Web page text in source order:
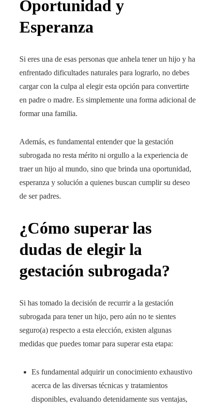
Oportunidad y
Esperanza
Si eres una de esas personas que anhela tener un hijo y ha
enfrentado dificultades naturales para lograrlo, no debes
cargar con la culpa al elegir esta opción para convertirte
en padre o madre. Es simplemente una forma adicional de
formar una familia.
Además, es fundamental entender que la gestación
subrogada no resta mérito ni orgullo a la experiencia de
traer un hijo al mundo, sino que brinda una oportunidad,
esperanza y solución a quienes buscan cumplir su deseo
de ser padres.
¿Cómo superar las
dudas de elegir la
gestación subrogada?
Si has tomado la decisión de recurrir a la gestación
subrogada para tener un hijo, pero aún no te sientes
seguro(a) respecto a esta elección, existen algunas
medidas que puedes tomar para superar esta etapa:
Es fundamental adquirir un conocimiento exhaustivo
acerca de las diversas técnicas y tratamientos
disponibles, evaluando detenidamente sus ventajas,